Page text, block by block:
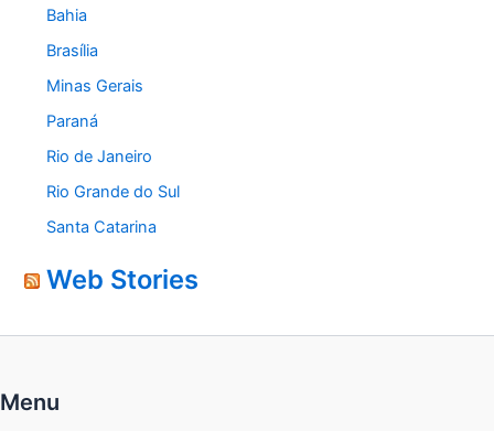
Bahia
Brasília
Minas Gerais
Paraná
Rio de Janeiro
Rio Grande do Sul
Santa Catarina
Web Stories
Menu